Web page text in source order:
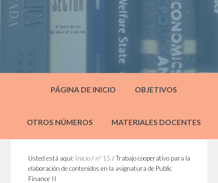
PÁGINA DE INICIO OBJETIVOS
OTROS NÚMEROS MATERIALES DOCENTES
Usted está aquí: Inicio / nº 15 /Trabajo cooperativo para la
elaboración de contenidos en la asignatura de Public
Finance II